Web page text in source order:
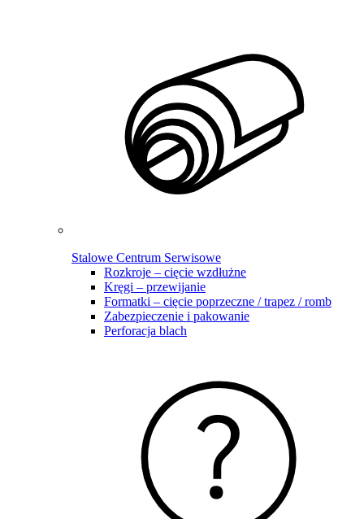
Stalowe Centrum Serwisowe
Rozkroje – cięcie wzdłużne
Kręgi – przewijanie
Formatki – cięcie poprzeczne / trapez / romb
Zabezpieczenie i pakowanie
Perforacja blach